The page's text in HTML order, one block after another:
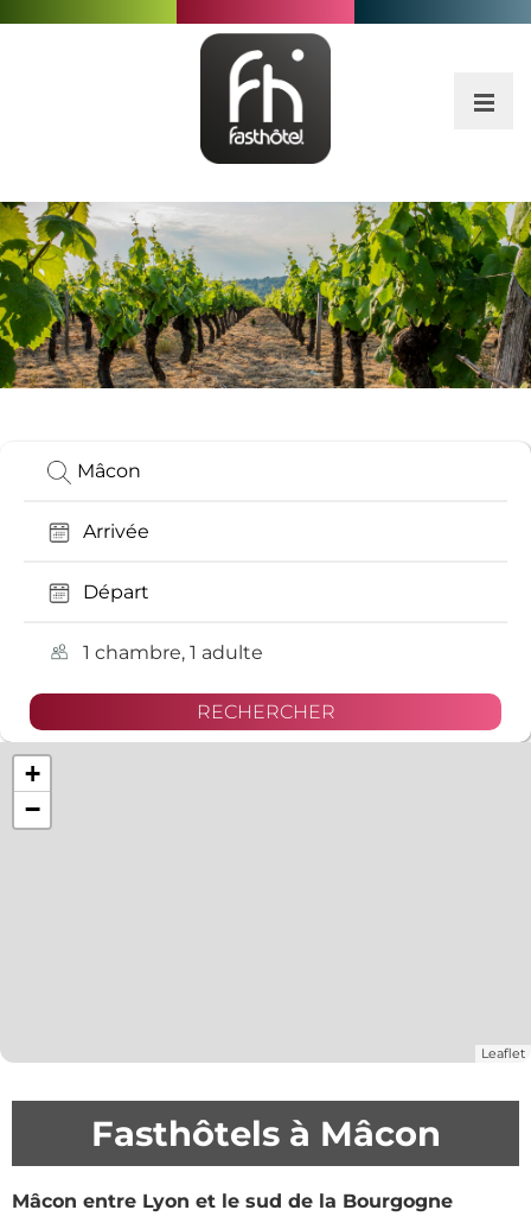
1 chambre, 1 adulte
+
−
Leaflet
Fasthôtels à Mâcon
Mâcon entre Lyon et le sud de la Bourgogne